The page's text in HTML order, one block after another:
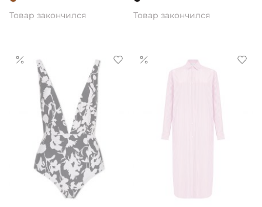
Товар закончился Товар закончился